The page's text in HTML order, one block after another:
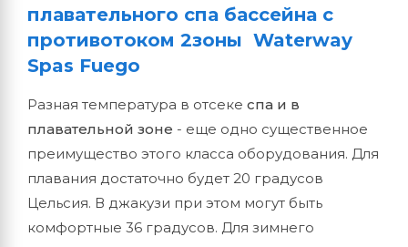
плавательного спа бассейна с
противотоком 2зоны Waterway
Spas Fuego
Разная температура в отсеке спа и в
плавательной зоне - еще одно существенное
преимущество этого класса оборудования. Для
плавания достаточно будет 20 градусов
Цельсия. В джакузи при этом могут быть
комфортные 36 градусов. Для зимнего